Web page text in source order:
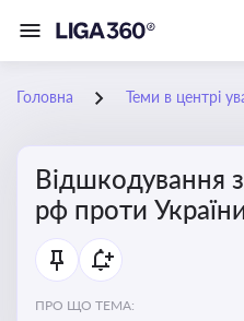
Головна Теми в центрі
Відшкодування
рф проти
ПРО ЩО ТЕМА: